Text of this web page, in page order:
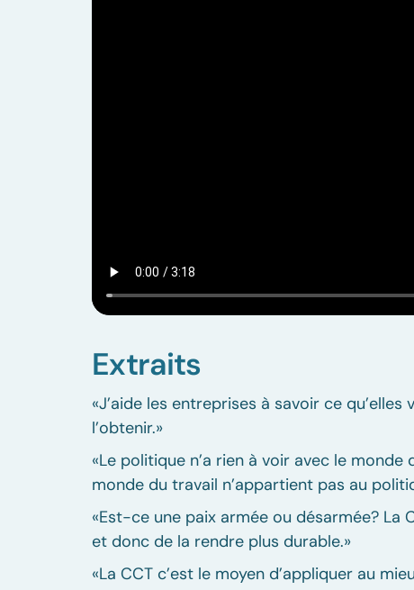
Extraits
«J’aide les entreprises à savoir ce
l’obtenir.»
«Le politique n’a rien à voir avec le
monde du travail n’appartient pas au
«Est-ce une paix armée ou désarmée?
et donc de la rendre plus durable.»
«La CCT c’est le moyen d’appliquer au